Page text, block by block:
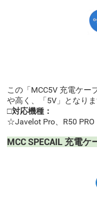
この「MCC5V 充電ケー
や高く、「5V」となりま
□対応機種：
☆Javelot Pro、R50 PRO
MCC SPECAIL 充電ケ